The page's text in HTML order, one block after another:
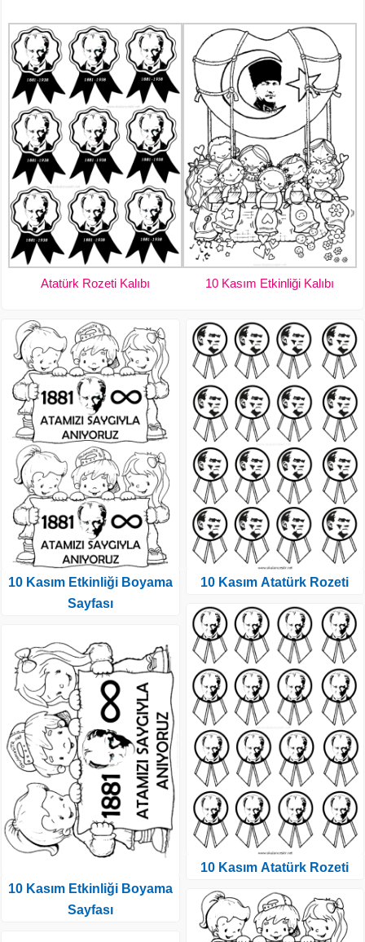
Atatürk Rozeti Kalıbı 10 Kasım Etkinliği Kalıbı
10 Kasım Etkinliği Boyama
Sayfası
10 Kasım Etkinliği Boyama
Sayfası
10 Kasım Atatürk Rozeti
10 Kasım Atatürk Rozeti